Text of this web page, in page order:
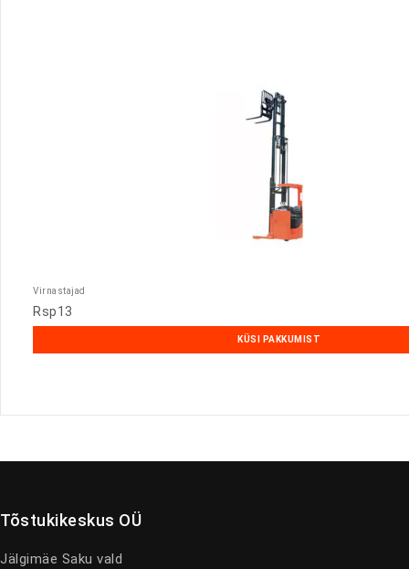
Virnastajad
Rsp13
KÜSI PAKKUMIST
Tõstukikeskus OÜ
Jälgimäe Saku vald